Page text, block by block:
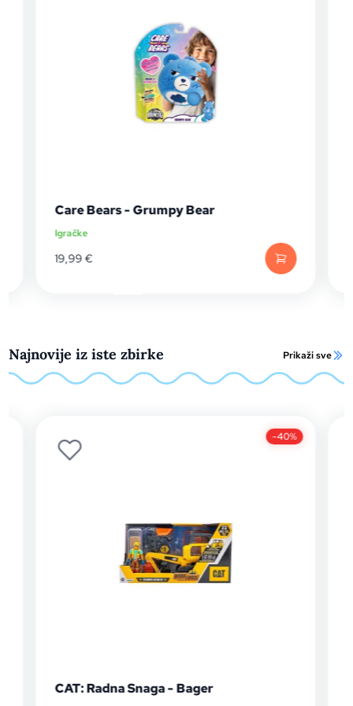
Care Bears - Grumpy Bear
Igračke
19,99€
Najnovije iz iste zbirke Prikaži sve
-40%
CAT: Radna Snaga - Bager